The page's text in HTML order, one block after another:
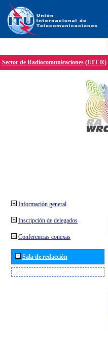
Sector de Radiocomunicaciones (UIT-R)
Información general
Inscripción de delegados
Conferencias conexas
Sala de redacción